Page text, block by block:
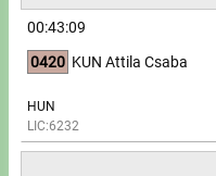
00:43:09
0420 KUN Attila Csaba
HUN
LIC:6232